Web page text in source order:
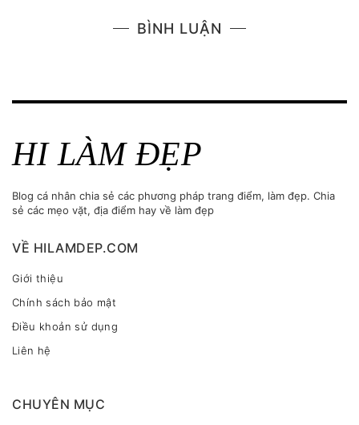
BÌNH LUẬN
HI LÀM ĐẸP
Blog cá nhân chia sẻ các phương pháp trang điểm, làm đẹp. Chia
sẻ các mẹo vặt, địa điểm hay về làm đẹp
VỀ HILAMDEP.COM
Giới thiệu
Chính sách bảo mật
Điều khoản sử dụng
Liên hệ
CHUYÊN MỤC